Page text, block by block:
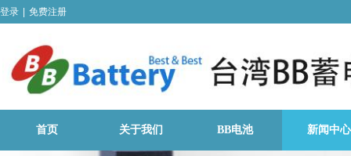
首页 关于我们 BB电池 新闻中心
登录 免费注册